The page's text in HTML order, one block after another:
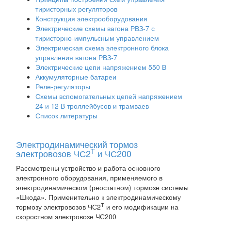
тиристорных регуляторов
Конструкция электрооборудования
Электрические схемы вагона РВЗ-7 с
тиристорно-импульсным управлением
Электрическая схема электронного блока
управления вагона РВЗ-7
Электрические цепи напряжением 550 В
Аккумуляторные батареи
Реле-регуляторы
Схемы вспомогательных цепей напряжением
24 и 12 В троллейбусов и трамваев
Список литературы
Электродинамический тормоз
электровозов ЧС2Т и ЧС200
Рассмотрены устройство и работа основного
электронного оборудования, применяемого в
электродинамическом (реостатном) тормозе системы
«Шкода». Применительно к электродинамическому
тормозу электровозов ЧС2Т и его модификации на
скоростном электровозе ЧС200